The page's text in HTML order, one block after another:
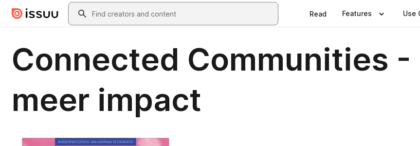
Skip to main contentSearch
Read Features Use
Connected Communities -
meer impact